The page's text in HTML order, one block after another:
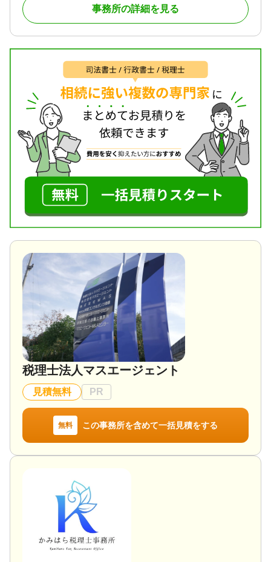
で、お気軽にお問合せ下さいませ。
がほとんどであるからです。ただほとんど相続税が
かからないとはいっても、実際ご自身に相続が起き
た場合には、基礎控除額がいくらなのか？そもそも
相続財産の価格がいくらなのか？使える特例等によ
り、相続税をかからなくすることはできないのか？
等、様々な疑問が湧いてくることかと思います。
これらの疑問をご自身で調べてご自身で試算するの
は、時間も手間もかかる上に、誤った法解釈により
誤計算をしてしまう恐れがあります。これらに係る
時間や手間やリスクは当事務所が全て責任を持って
引き受けますので、まずはお気軽にお問合せ下さ
い。
香川県
対応業務
生前贈与 / 相続財産調査 / 相続税申告 / 相続手続き /
対応体制
電話相談可 / 訪問可 / 女性スタッフ対応可 / 土日相談
可 / 初回相談無料 / オンライン面談可 / 事務所面談可
事務所の詳細を見る
税理士法人マスエージェント
見積無料 PR
無料 この事務所を含めて一括見積をする